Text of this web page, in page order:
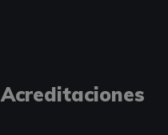
Acreditaciones